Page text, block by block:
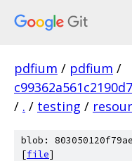
pdfium / pdfium /
/ . / testing /
blob:
[file]